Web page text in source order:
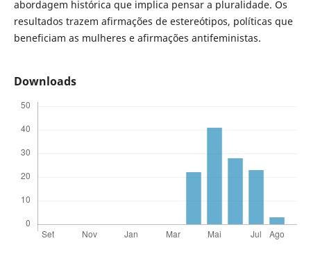
abordagem histórica que implica pensar a pluralidade. Os
resultados trazem afirmações de estereótipos, políticas que
beneficiam as mulheres e afirmações antifeministas.
Downloads